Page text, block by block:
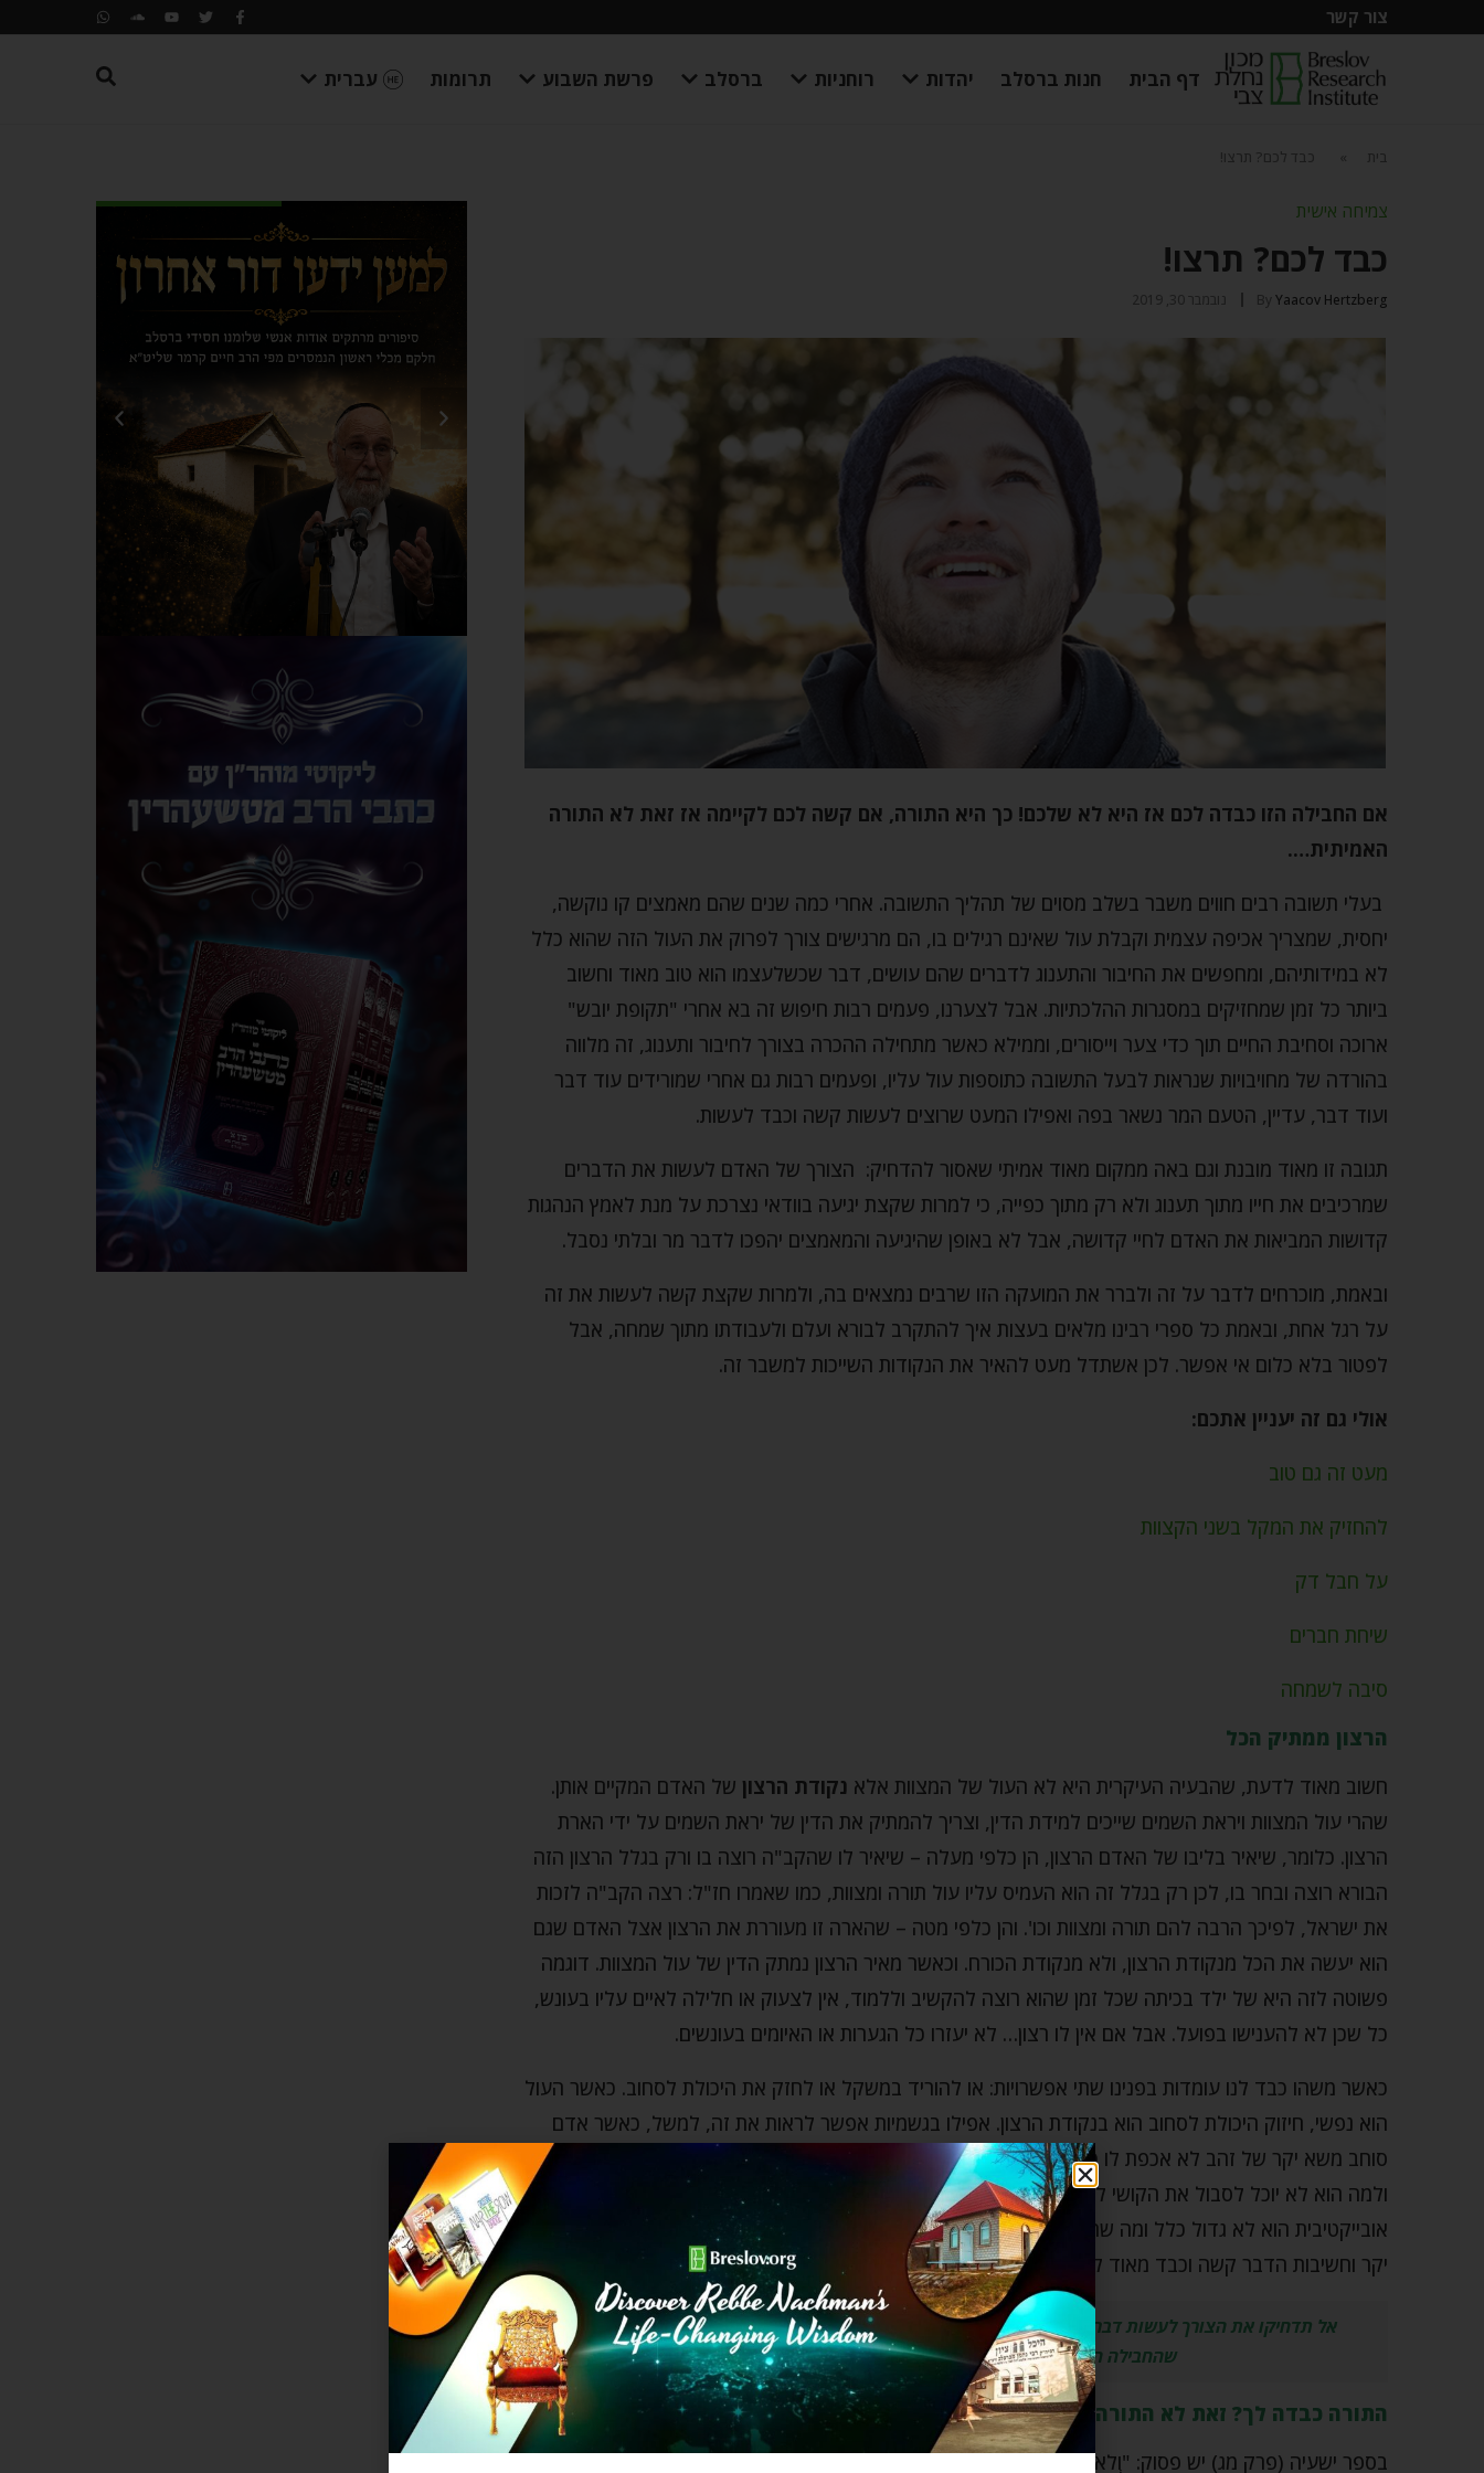
צור קשר
דף הבית חנות ברסלב יהדות רוחניות ברסלב פרשת השבוע תרומות עברית
בית כבד לכם? תרצו!
צמיחה אישית
כבד לכם? תרצו!
By Yaacov Hertzberg נובמבר 30, 2019
אם החבילה הזו כבדה לכם אז היא לא שלכם! כך היא התורה, אם קשה לכם לקיימה אז זאת לא התורה
האמיתית….
בעלי תשובה רבים חווים משבר בשלב מסוים של תהליך התשובה. אחרי כמה שנים שהם מאמצים קו נוקשה,
יחסית, שמצריך אכיפה עצמית וקבלת עול שאינם רגילים בו, הם מרגישים צורך לפרוק את העול הזה שהוא כלל
לא במידותיהם, ומחפשים את החיבור והתענוג לדברים שהם עושים, דבר שכשלעצמו הוא טוב מאוד וחשוב
ביותר כל זמן שמחזיקים במסגרות ההלכתיות. אבל לצערנו, פעמים רבות חיפוש זה בא אחרי "תקופת יובש"
ארוכה וסחיבת החיים תוך כדי צער וייסורים, וממילא כאשר מתחילה ההכרה בצורך לחיבור ותענוג, זה מלווה
בהורדה של מחויבויות שנראות לבעל התשובה כתוספות עול עליו, ופעמים רבות גם אחרי שמורידים עוד דבר
ועוד דבר, עדיין, הטעם המר נשאר בפה ואפילו המעט שרוצים לעשות קשה וכבד לעשות.
תגובה זו מאוד מובנת וגם באה ממקום מאוד אמיתי שאסור להדחיק: הצורך של האדם לעשות את הדברים
שמרכיבים את חייו מתוך תענוג ולא רק מתוך כפייה, כי למרות שקצת יגיעה בוודאי נצרכת על מנת לאמץ הנהגות
קדושות המביאות את האדם לחיי קדושה, אבל לא באופן שהיגיעה והמאמצים יהפכו לדבר מר ובלתי נסבל.
ובאמת, מוכרחים לדבר על זה ולברר את המועקה הזו שרבים נמצאים בה, ולמרות שקצת קשה לעשות את זה
על רגל אחת, ובאמת כל ספרי רבינו מלאים בעצות איך להתקרב לבורא ועלם ולעבודתו מתוך שמחה, אבל
לפטור בלא כלום אי אפשר. לכן אשתדל מעט להאיר את הנקודות השייכות למשבר זה.
אולי גם זה יעניין אתכם:
מעט זה גם טוב
להחזיק את המקל בשני הקצוות
על חבל דק
שיחת חברים
סיבה לשמחה
הרצון ממתיק הכל
חשוב מאוד לדעת, שהבעיה העיקרית היא לא העול של המצוות אלא נקודת הרצון של האדם המקיים אותן.
שהרי עול המצוות ויראת השמים שייכים למידת הדין, וצריך להמתיק את הדין של יראת השמים על ידי הארת
הרצון. כלומר, שיאיר בליבו של האדם הרצון, הן כלפי מעלה – שיאיר לו שהקב"ה רוצה בו ורק בגלל הרצון הזה
הבורא רוצה ובחר בו, לכן רק בגלל זה הוא העמיס עליו עול תורה ומצוות, כמו שאמרו חז"ל: רצה הקב"ה לזכות
את ישראל, לפיכך הרבה להם תורה ומצוות וכו'. והן כלפי מטה – שהארה זו מעוררת את הרצון אצל האדם שגם
הוא יעשה את הכל מנקודת הרצון, ולא מנקודת הכורח. וכאשר מאיר הרצון נמתק הדין של עול המצוות. דוגמה
פשוטה לזה היא של ילד בכיתה שכל זמן שהוא רוצה להקשיב וללמוד, אין לצעוק או חלילה לאיים עליו בעונש,
כל שכן לא להענישו בפועל. אבל אם אין לו רצון… לא יעזרו כל הגערות או האיומים בעונשים.
כאשר משהו כבד לנו עומדות בפנינו שתי אפשרויות: או להוריד במשקל או לחזק את היכולת לסחוב. כאשר העול
הוא נפשי, חיזוק היכולת לסחוב הוא בנקודת הרצון. אפילו בגשמיות אפשר לראות את זה, למשל, כאשר אדם
סוחב משא יקר של זהב לא אכפת לו כלל להזיע בשביל זה, אבל אם הוא סוחב משהו כבד בלי להבין על מה
ולמה הוא לא יוכל לסבול את הקושי לזמן מרובה. קל וחומר, כאשר מדובר בעולן של התורה והמצוות, שמבחינה
אובייקטיבית הוא לא גדול כלל ומה שחסר היא רק נקודת הרצון שלא מאירה, ואז כמו במשל, אם לא מבינים את
יקר וחשיבות הדבר קשה וכבד מאוד להתאמץ אפילו מעט בשבילו.
אל תדחיקו את הצורך לעשות דברים מתוך תענוג והנאה ולא מתוך כפייה! כשתציפו את ההרגשה הזו תגלו
שהחבילה המקורית היא קטנה וקלה לנשיאה ולא משא כבד…
התורה כבדה לך? זאת לא התורה האמיתית!
בספר ישעיה (פרק מג) יש פסוק: "וְלֹא אֹתוִי קָרָאתָ יַעֲקֹב כִּי יָגַעְתָּ בִּי יִשְׂרָאֵל". אומר המגיד מדובנא ז"ל משל על